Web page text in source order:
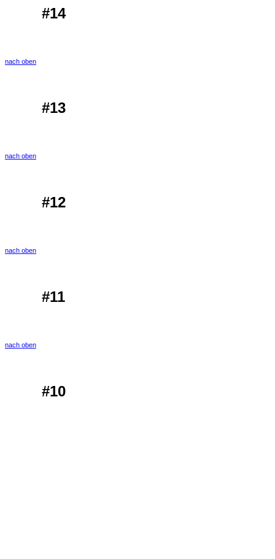
#14
nach oben
#13
nach oben
#12
nach oben
#11
nach oben
#10